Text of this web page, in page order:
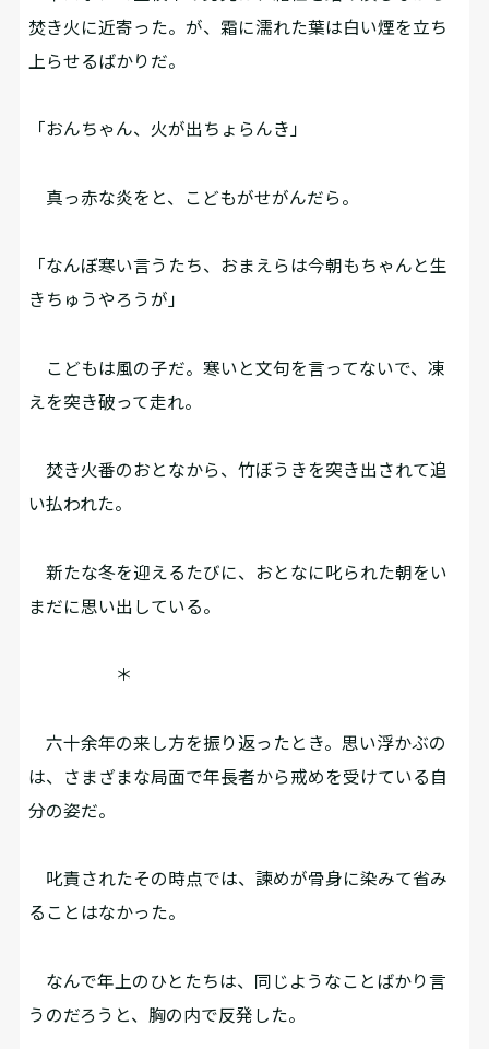
焚き火に近寄った。が、霜に濡れた葉は白い煙を立ち
上らせるばかりだ。
「おんちゃん、火が出ちょらんき」
真っ赤な炎をと、こどもがせがんだら。
「なんぼ寒い言うたち、おまえらは今朝もちゃんと生
きちゅうやろうが」
こどもは風の子だ。寒いと文句を言ってないで、凍
えを突き破って走れ。
焚き火番のおとなから、竹ぼうきを突き出されて追
い払われた。
新たな冬を迎えるたびに、おとなに叱られた朝をい
まだに思い出している。
＊
六十余年の来し方を振り返ったとき。思い浮かぶの
は、さまざまな局面で年長者から戒めを受けている自
分の姿だ。
叱責されたその時点では、諫めが骨身に染みて省み
ることはなかった。
なんで年上のひとたちは、同じようなことばかり言
うのだろうと、胸の内で反発した。